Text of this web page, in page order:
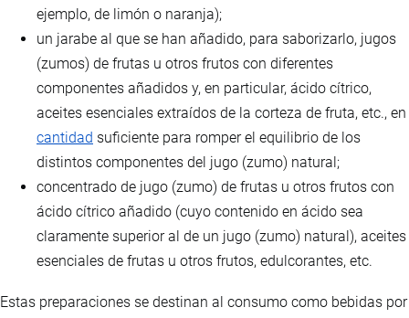
ejemplo, de limón o naranja);
un jarabe al que se han añadido, para saborizarlo, jugos
(zumos) de frutas u otros frutos con diferentes
componentes añadidos y, en particular, ácido cítrico,
aceites esenciales extraídos de la corteza de fruta, etc., en
cantidad suficiente para romper el equilibrio de los
distintos componentes del jugo (zumo) natural;
concentrado de jugo (zumo) de frutas u otros frutos con
ácido cítrico añadido (cuyo contenido en ácido sea
claramente superior al de un jugo (zumo) natural), aceites
esenciales de frutas u otros frutos, edulcorantes, etc.
Estas preparaciones se destinan al consumo como bebidas por